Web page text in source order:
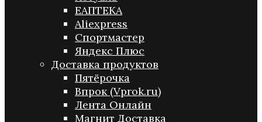
ЕАПТЕКА
Aliexpress
Спортмастер
Яндекс Плюс
Доставка продуктов
Пятёрочка
Впрок (Vprok.ru)
Лента Онлайн
Магнит Доставка